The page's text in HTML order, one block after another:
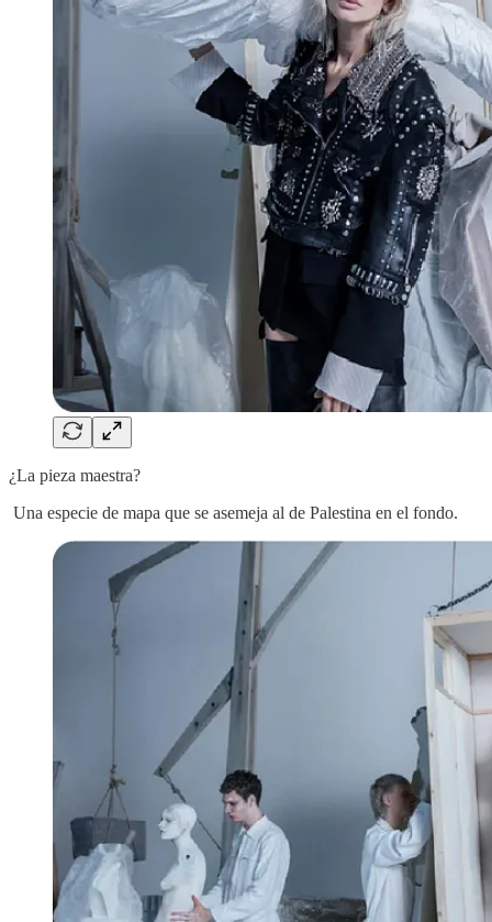
¿La pieza maestra?
Una especie de mapa que se asemeja al de Palestina en el fondo.